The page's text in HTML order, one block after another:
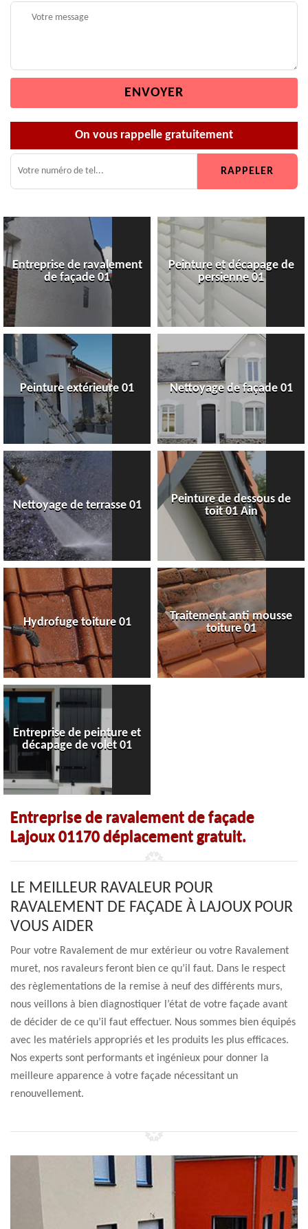
On vous rappelle gratuitement
Entreprise de ravalement
de façade 01
Peinture et décapage de
persienne 01
Peinture extérieure 01 Nettoyage de façade 01
Nettoyage de terrasse 01
Peinture de dessous de
toit 01 Ain
Hydrofuge toiture 01
Traitement anti mousse
toiture 01
Entreprise de peinture et
décapage de volet 01
Entreprise de ravalement de façade
Lajoux 01170 déplacement gratuit.
LE MEILLEUR RAVALEUR POUR
RAVALEMENT DE FAÇADE À LAJOUX POUR
VOUS AIDER
Pour votre Ravalement de mur extérieur ou votre Ravalement
muret, nos ravaleurs feront bien ce qu’il faut. Dans le respect
des règlementations de la remise à neuf des différents murs,
nous veillons à bien diagnostiquer l’état de votre façade avant
de décider de ce qu’il faut effectuer. Nous sommes bien équipés
avec les matériels appropriés et les produits les plus efficaces.
Nos experts sont performants et ingénieux pour donner la
meilleure apparence à votre façade nécessitant un
renouvellement.